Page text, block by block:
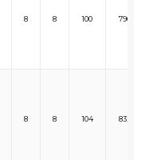
8 8 100 796
8 8 104 832